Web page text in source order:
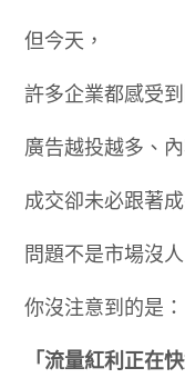
但今天，
許多企業都感受
廣告越投越多、
成交卻未必跟著成
問題不是市場沒人
你沒注意到的是：
「流量紅利正在